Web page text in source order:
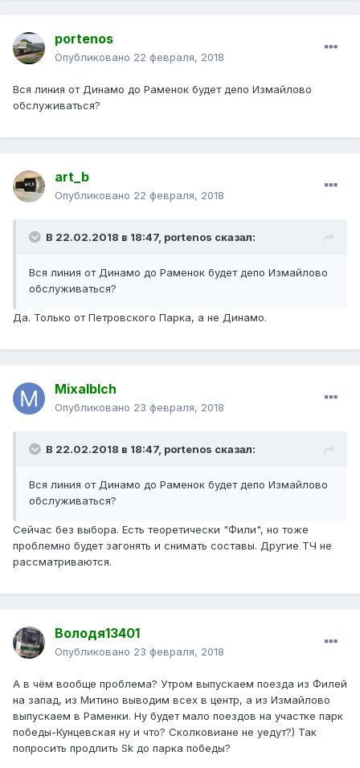
portenos
Опубликовано 22 февраля, 2018
Вся линия от Динамо до Раменок будет депо Измайлово
обслуживаться?
art_b
Опубликовано 22 февраля, 2018
В 22.02.2018 в 18:47, portenos сказал:
Вся линия от Динамо до Раменок будет депо Измайлово
обслуживаться?
Да. Только от Петровского Парка, а не Динамо.
Mixalblch
Опубликовано 23 февраля, 2018
В 22.02.2018 в 18:47, portenos сказал:
Вся линия от Динамо до Раменок будет депо Измайлово
обслуживаться?
Сейчас без выбора. Есть теоретически "Фили", но тоже
проблемно будет загонять и снимать составы. Другие ТЧ не
рассматриваются.
Володя13401
Опубликовано 23 февраля, 2018
А в чём вообще проблема? Утром выпускаем поезда из Филей
на запад, из Митино выводим всех в центр, а из Измайлово
выпускаем в Раменки. Ну будет мало поездов на участке парк
победы-Кунцевская ну и что? Сколковиане не уедут?) Так
попросить продлить Sk до парка победы?